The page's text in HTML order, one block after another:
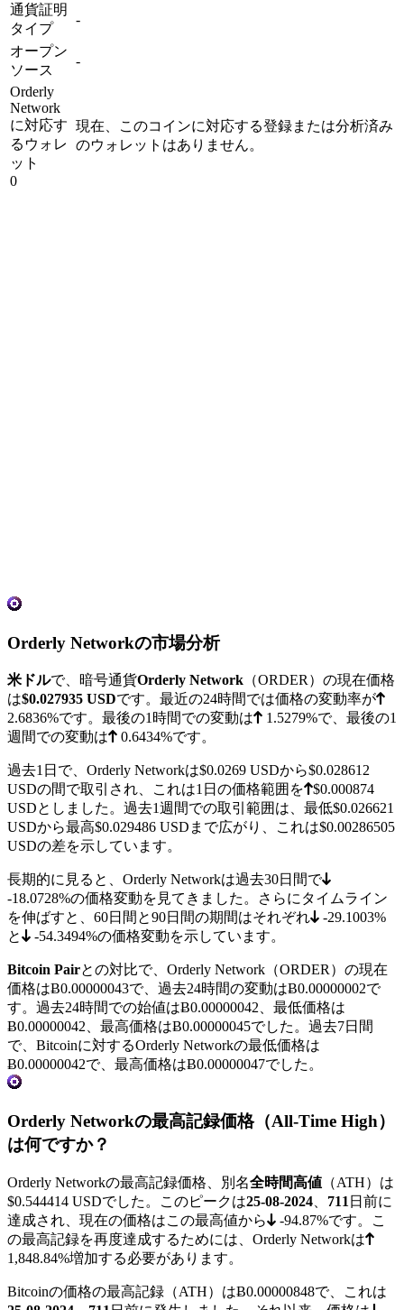
通貨証明
タイプ
-
オープン
ソース
-
Orderly
Network
に対応す
るウォレ
ット
0
現在、このコインに対応する登録または分析済み
のウォレットはありません。
Orderly Networkの市場分析
米ドルで、暗号通貨Orderly Network （ORDER）の現在価格
は$0.027935 USDです。最近の24時間では価格の変動率が
2.6836%です。最後の1時間での変動は 1.5279%で、最後の1
週間での変動は
0.6434%です。
過去1日で、Orderly Networkは$0.0269 USDから$0.028612
USDの間で取引され、これは1日の価格範囲を
$0.000874
USDとしました。過去1週間での取引範囲は、最低$0.026621
USDから最高$0.029486 USDまで広がり、これは$0.00286505
USDの差を示しています。
長期的に見ると、Orderly Networkは過去30日間で
-18.0728%の価格変動を見てきました。さらにタイムライン
を伸ばすと、60日間と90日間の期間はそれぞれ
-29.1003%
と
-54.3494%の価格変動を示しています。
Bitcoin Pairとの対比で、Orderly Network（ORDER）の現在
価格はɃ0.00000043で、過去24時間の変動はɃ0.00000002で
す。過去24時間での始値はɃ0.00000042、最低価格は
Ƀ0.00000042 、最高価格はɃ0.00000045でした。過去7日間
で、Bitcoinに対するOrderly Networkの最低価格は
Ƀ0.00000042で、最高価格はɃ0.00000047でした。
Orderly Networkの最高記録価格（All-Time High）
は何ですか？
Orderly Networkの最高記録価格、別名全時間高値 （ATH）は
$0.544414 USDでした。このピークは25-08-2024 711 日前に
達成され、現在の価格はこの最高値から
-94.87%です。こ
の最高記録を再度達成するためには、Orderly Networkは
1,848.84%増加する必要があります。
Bitcoinの価格の最高記録（ATH）はɃ0.00000848で、これは